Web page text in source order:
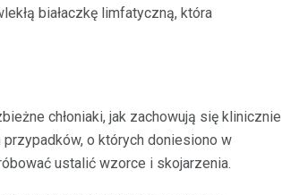
białaczkę limfatyczną, która
chłoniaki, jak zachowują się klinicznie
o których doniesiono w
ustalić wzorce i skojarzenia.